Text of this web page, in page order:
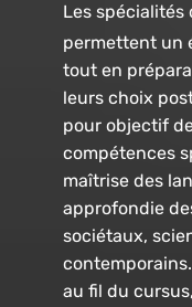
Les spécialités
permettent un
tout en
leurs choix
pour objectif
compétences
maîtrise des
approfondie
sociétaux,
au fil du